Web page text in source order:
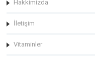
Hakkimizda
İletişim
Vitaminler